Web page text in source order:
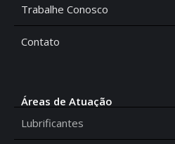
Trabalhe Conosco
Contato
Áreas de Atuação
Lubrificantes